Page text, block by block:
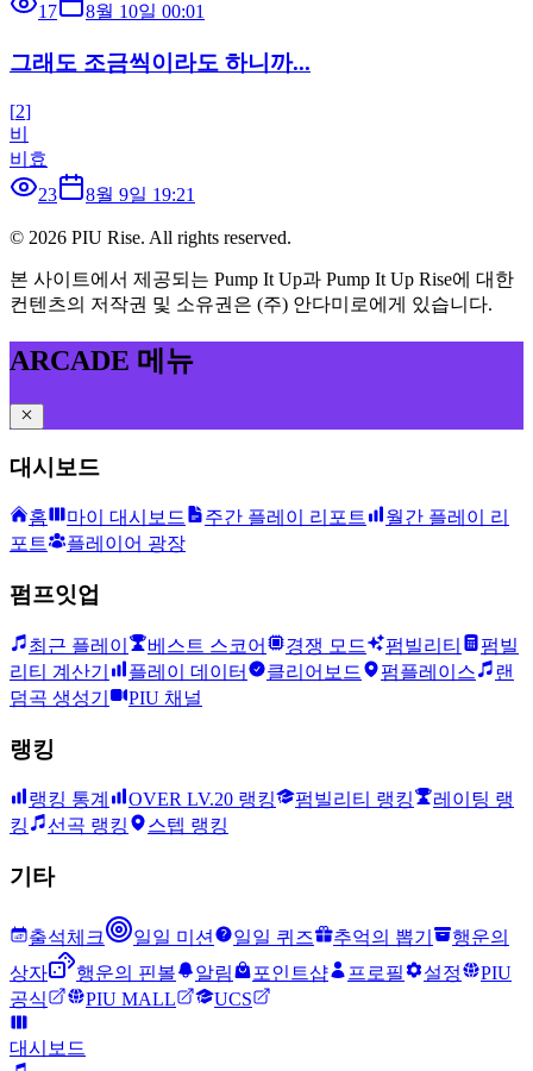
17
8월 10일 00:01
그래도 조금씩이라도 하니까...
[2]
비
비효
23
8월 9일 19:21
© 2026 PIU Rise. All rights reserved.
본 사이트에서 제공되는 Pump It Up과 Pump It Up Rise에 대한
컨텐츠의 저작권 및 소유권은 (주) 안다미로에게 있습니다.
ARCADE 메뉴
대시보드
홈 마이 대시보드 주간 플레이 리포트
월간 플레이 리
포트
플레이어 광장
펌프잇업
최근 플레이 베스트 스코어 경쟁 모드 펌빌리티
펌빌
리티 계산기
플레이 데이터 클리어보드 펌플레이스
랜
덤곡 생성기
PIU 채널
랭킹
랭킹 통계 OVER LV.20 랭킹 펌빌리티 랭킹
레이팅 랭
킹
선곡 랭킹 스텝 랭킹
기타
출석체크 일일 미션 일일 퀴즈 추억의 뽑기
행운의
상자
행운의 핀볼 알림 포인트샵 프로필 설정
PIU
공식
PIU MALL UCS
대시보드